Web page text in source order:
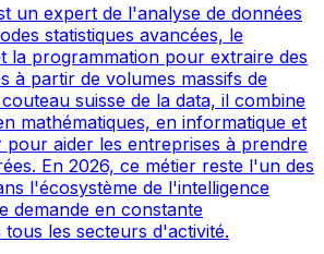
un expert de l'analyse de données
statistiques avancées, le
la programmation pour extraire des
à partir de volumes massifs de
suisse de la data, il combine
mathématiques, en informatique et
pour aider les entreprises à prendre
En 2026, ce métier reste l'un des
l'écosystème de l'intelligence
demande en constante
les secteurs d'activité.